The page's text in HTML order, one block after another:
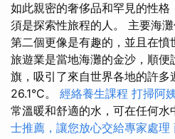
如此親密的奢侈品和罕見的性
須是探索性旅程的人。 主要海灘
第二個更像是有趣的，並且在
旅遊業是當地海灘的金沙，順
旗，吸引了來自世界各地的許
26.1°C。 經絡養生課程 打掃阿
常溫暖和舒適的水，可在任何水
士推薦，讓您放心交給專家處理